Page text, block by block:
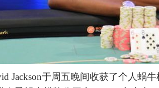
Jackson于周五晚间收获了个人蜗